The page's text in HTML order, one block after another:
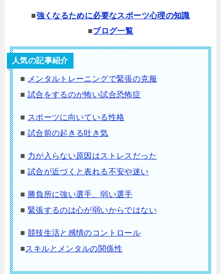
■強くなるために必要なスポーツ心理の知識
■ブログ一覧
人気の記事紹介
■ メンタルトレーニングで緊張の克服
■ 試合をするのが怖い試合恐怖症
■ スポーツに向いている性格
■ 試合前の起きる吐き気
■ 力が入らない原因はストレスだった
■ 試合が近づくと表れる不安や迷い
■ 勝負所に強い選手、弱い選手
■ 緊張するのは心が弱いからではない
■ 競技生活と感情のコントロール
■スキルとメンタルの関係性